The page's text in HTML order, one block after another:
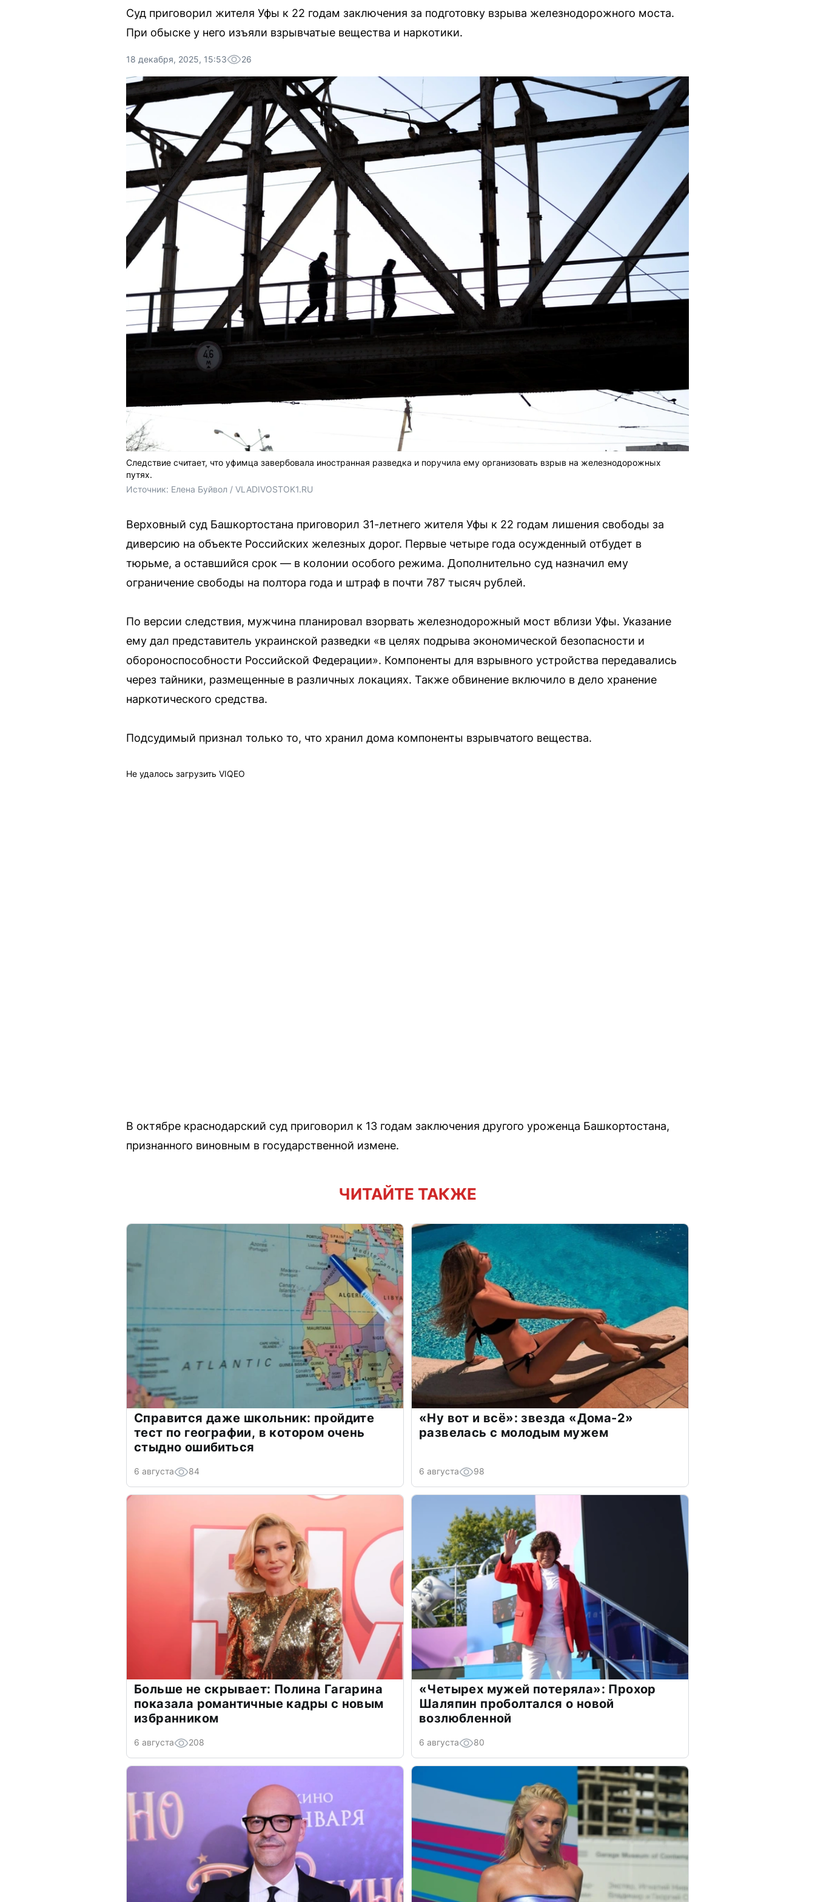
Суд приговорил жителя Уфы к 22 годам заключения за подготовку взрыва железнодорожного моста.
При обыске у него изъяли взрывчатые вещества и наркотики.
18 декабря, 2025, 15:53 26
Следствие считает, что уфимца завербовала иностранная разведка и поручила ему организовать взрыв на железнодорожных
путях.
Источник: Елена Буйвол / VLADIVOSTOK1.RU
Верховный суд Башкортостана приговорил 31-летнего жителя Уфы к 22 годам лишения свободы за
диверсию на объекте Российских железных дорог. Первые четыре года осужденный отбудет в
тюрьме, а оставшийся срок — в колонии особого режима. Дополнительно суд назначил ему
ограничение свободы на полтора года и штраф в почти 787 тысяч рублей.
По версии следствия, мужчина планировал взорвать железнодорожный мост вблизи Уфы. Указание
ему дал представитель украинской разведки «в целях подрыва экономической безопасности и
обороноспособности Российской Федерации». Компоненты для взрывного устройства передавались
через тайники, размещенные в различных локациях. Также обвинение включило в дело хранение
наркотического средства.
Подсудимый признал только то, что хранил дома компоненты взрывчатого вещества.
Не удалось загрузить VIQEO
В октябре краснодарский суд приговорил к 13 годам заключения другого уроженца Башкортостана,
признанного виновным в государственной измене.
ЧИТАЙТЕ ТАКЖЕ
Справится даже школьник: пройдите
тест по географии, в котором очень
стыдно ошибиться
6 августа 84
«Ну вот и всё»: звезда «Дома-2»
развелась с молодым мужем
6 августа 98
Больше не скрывает: Полина Гагарина
показала романтичные кадры с новым
избранником
6 августа 208
«Четырех мужей потеряла»: Прохор
Шаляпин проболтался о новой
возлюбленной
6 августа 80